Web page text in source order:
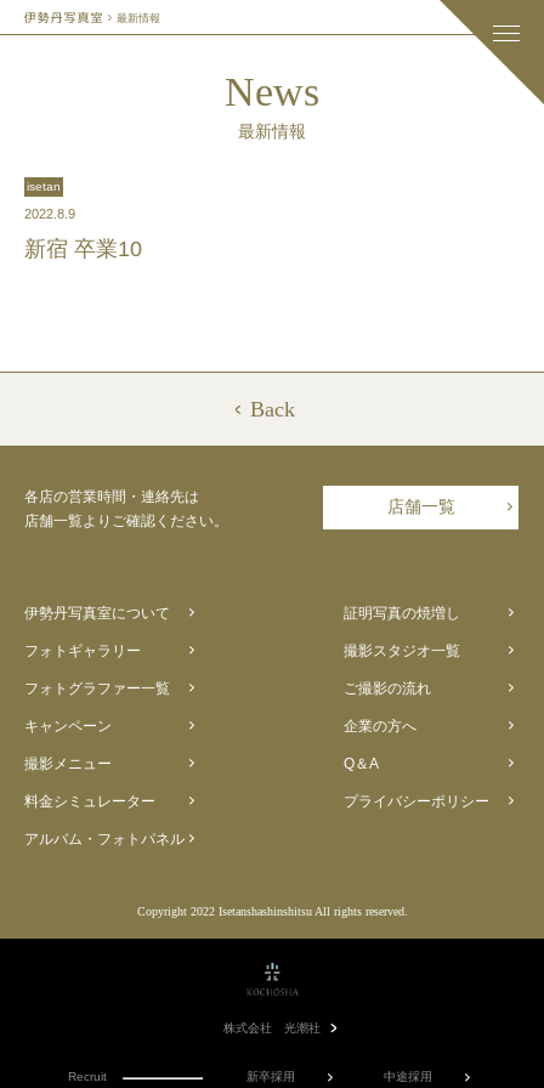
最新情報
News
最新情報
isetan
2022.8.9
新宿 卒業10
Back
各店の営業時間・連絡先は
店舗一覧よりご確認ください。
店舗一覧
伊勢丹写真室について 証明写真の焼増し
フォトギャラリー 撮影スタジオ一覧
フォトグラファー一覧 ご撮影の流れ
キャンペーン 企業の方へ
撮影メニュー Q＆A
料金シミュレーター プライバシーポリシー
アルバム・フォトパネル
Copyright 2022 Isetanshashinshitsu All rights reserved.
株式会社 光潮社
Recruit 新卒採用 中途採用